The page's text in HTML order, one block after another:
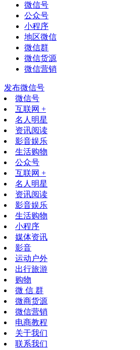
微信号
公众号
小程序
地区微信
微信群
微信货源
微信营销
发布微信号
微信号
互联网 +
名人明星
资讯阅读
影音娱乐
生活购物
公众号
互联网 +
名人明星
资讯阅读
影音娱乐
生活购物
小程序
媒体资讯
影音
运动户外
出行旅游
购物
微 信 群
微商货源
微信营销
电商教程
关于我们
联系我们